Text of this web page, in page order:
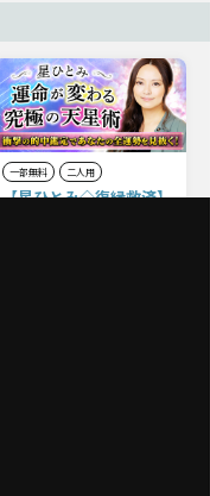
一部無料 二人用
【星ひとみ◇復縁救済】